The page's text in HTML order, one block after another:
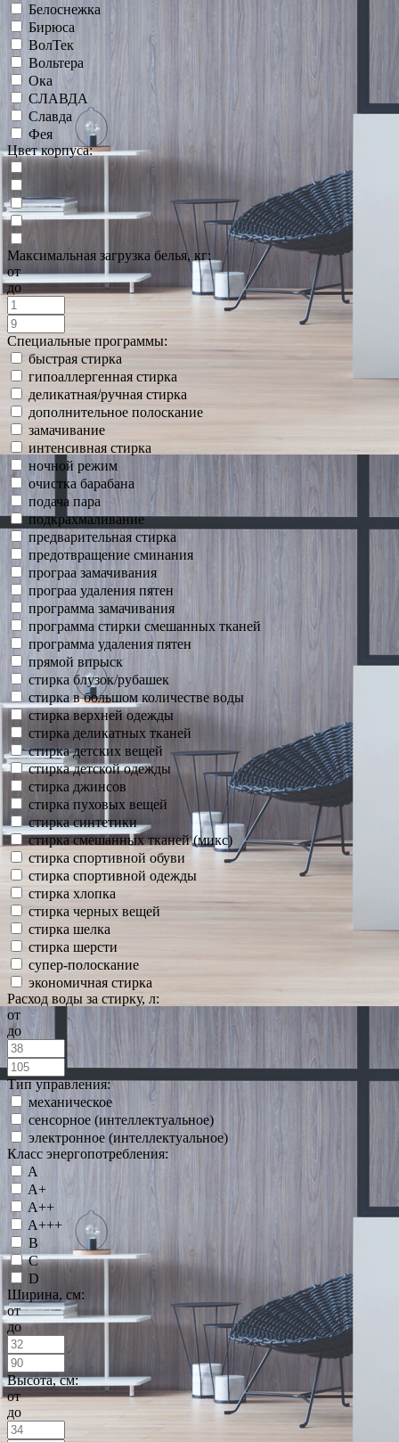
Белоснежка
Бирюса
ВолТек
Вольтера
Ока
СЛАВДА
Славда
Фея
Цвет корпуса:
Максимальная загрузка белья, кг:
от
до
Специальные программы:
быстрая стирка
гипоаллергенная стирка
деликатная/ручная стирка
дополнительное полоскание
замачивание
интенсивная стирка
ночной режим
очистка барабана
подача пара
подкрахмаливание
предварительная стирка
предотвращение сминания
програа замачивания
програа удаления пятен
программа замачивания
программа стирки смешанных тканей
программа удаления пятен
прямой впрыск
стирка блузок/рубашек
стирка в большом количестве воды
стирка верхней одежды
стирка деликатных тканей
стирка детских вещей
стирка детской одежды
стирка джинсов
стирка пуховых вещей
стирка синтетики
стирка смешанных тканей (микс)
стирка спортивной обуви
стирка спортивной одежды
стирка хлопка
стирка черных вещей
стирка шелка
стирка шерсти
супер-полоскание
экономичная стирка
Расход воды за стирку, л:
от
до
Тип управления:
механическое
сенсорное (интеллектуальное)
электронное (интеллектуальное)
Класс энергопотребления:
A
A+
A++
A+++
B
C
D
Ширина, см:
от
до
Высота, см:
от
до